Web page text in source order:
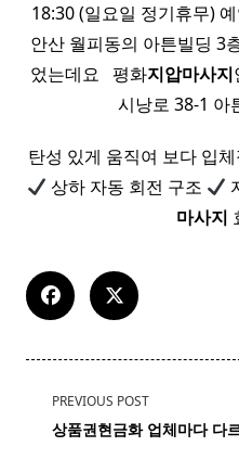
18:30 (일요일 정기휴무)
안산 월피동의 아튼빌딩 3
었는데요 ​ ​ 평화지압마사지
시낭로 38-1 아
탄성 있게 움직여 보다 입
상하 자동 회전 구조
마사지
<span
class="nav-
PREVIOUS POST
상품권현금화 업체마다 다